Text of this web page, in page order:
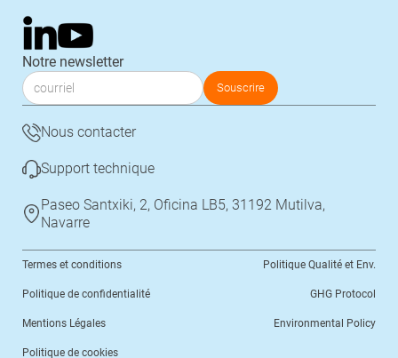
Notre newsletter
Nous contacter
Support technique
Paseo Santxiki, 2, Oficina LB5, 31192 Mutilva,
Navarre
Termes et conditions
Politique de confidentialité
Mentions Légales
Politique de cookies
Politique Qualité et Env.
GHG Protocol
Environmental Policy